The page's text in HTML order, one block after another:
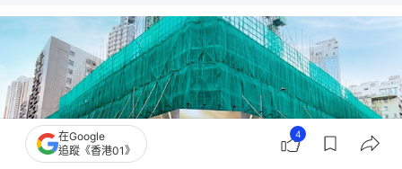
在Google
追蹤《香港01》
4